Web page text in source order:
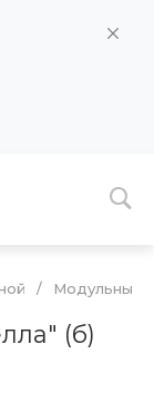
/ Модульные
(б)